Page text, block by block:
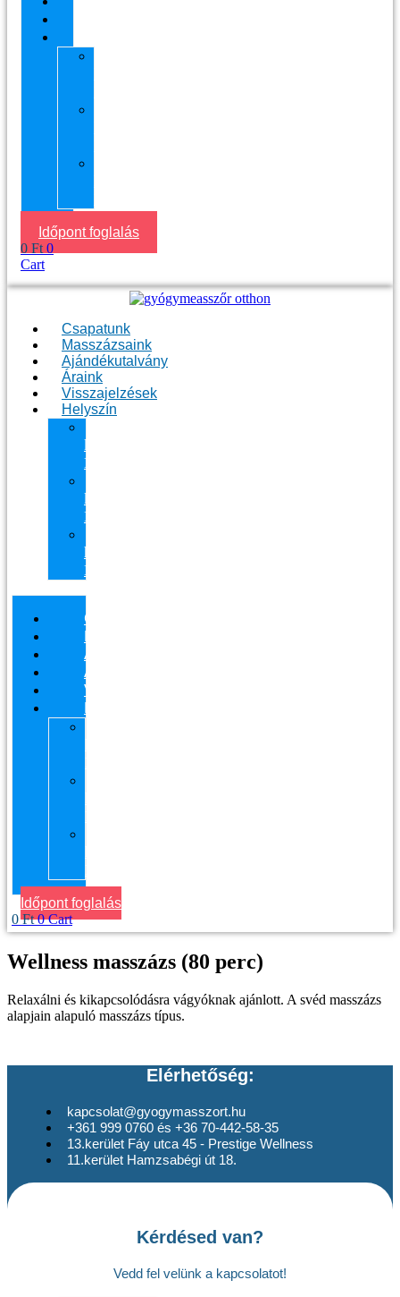
Időpont foglalás
0 Ft 0
Cart
Csapatunk
Masszázsaink
Ajándékutalvány
Áraink
Visszajelzések
Helyszín
kerület
Masszázs
kerület
Masszázs
házhoz
Budapesten
Csapatunk
Masszázsaink
Ajándékutalvány
Áraink
Visszajelzések
Helyszín
Időpont foglalás
0Ft 0 Cart
Wellness masszázs (80 perc)
Relaxálni és kikapcsolódásra vágyóknak ajánlott. A svéd masszázs
alapjain alapuló masszázs típus.
Elérhetőség:
kapcsolat@gyogymasszort.hu
+361 999 0760 és +36 70-442-58-35
13.kerület Fáy utca 45 - Prestige Wellness
11.kerület Hamzsabégi út 18.
Kérdésed van?
Vedd fel velünk a kapcsolatot!